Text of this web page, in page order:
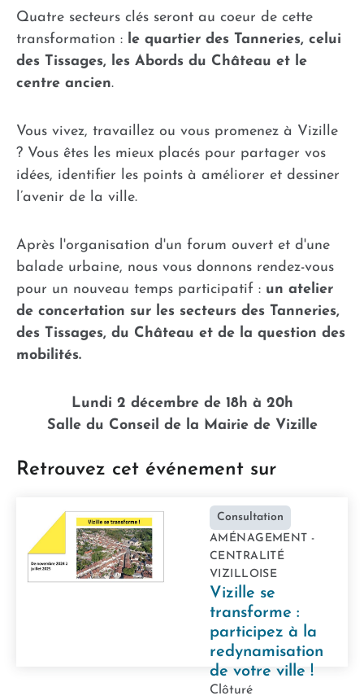
Quatre secteurs clés seront au coeur de cette
transformation : le quartier des Tanneries, celui
des Tissages, les Abords du Château et le
centre ancien.
Vous vivez, travaillez ou vous promenez à Vizille
? Vous êtes les mieux placés pour partager vos
idées, identifier les points à améliorer et dessiner
l’avenir de la ville.
Après l'organisation d'un forum ouvert et d'une
balade urbaine, nous vous donnons rendez-vous
pour un nouveau temps participatif : un atelier
de concertation sur les secteurs des Tanneries,
des Tissages, du Château et de la question des
mobilités.
Lundi 2 décembre de 18h à 20h
Salle du Conseil de la Mairie de Vizille
Retrouvez cet événement sur
Vizille se
transforme :
participez à la
redynamisation
de votre ville !
Consultation
AMÉNAGEMENT -
CENTRALITÉ
VIZILLOISE
Clôturé